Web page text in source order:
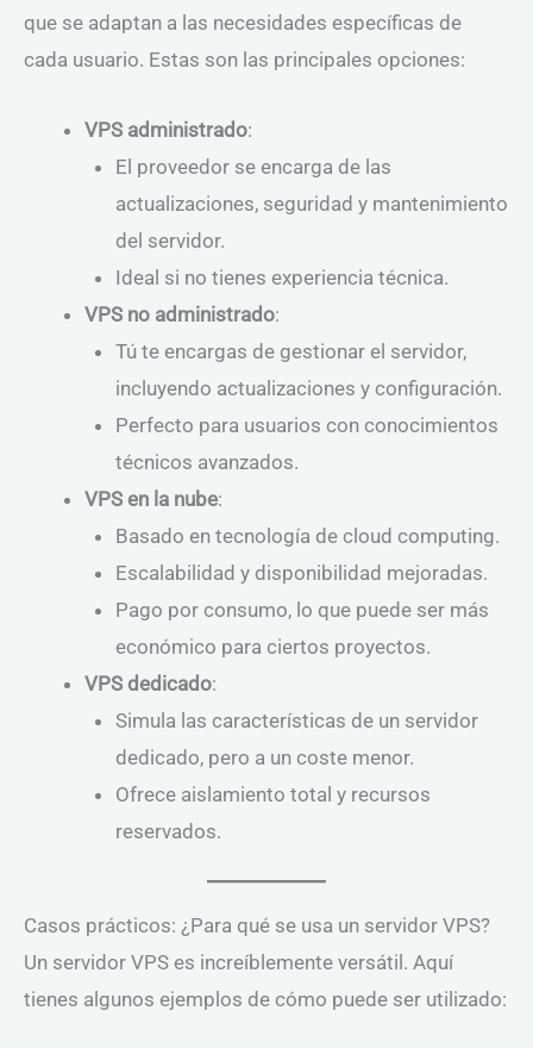
que se adaptan a las necesidades específicas de
cada usuario. Estas son las principales opciones:
VPS administrado:
El proveedor se encarga de las
actualizaciones, seguridad y mantenimiento
del servidor.
Ideal si no tienes experiencia técnica.
VPS no administrado:
Tú te encargas de gestionar el servidor,
incluyendo actualizaciones y configuración.
Perfecto para usuarios con conocimientos
técnicos avanzados.
VPS en la nube:
Basado en tecnología de cloud computing.
Escalabilidad y disponibilidad mejoradas.
Pago por consumo, lo que puede ser más
económico para ciertos proyectos.
VPS dedicado:
Simula las características de un servidor
dedicado, pero a un coste menor.
Ofrece aislamiento total y recursos
reservados.
Casos prácticos: ¿Para qué se usa un servidor VPS?
Un servidor VPS es increíblemente versátil. Aquí
tienes algunos ejemplos de cómo puede ser utilizado: